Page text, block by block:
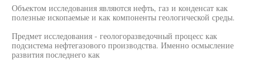
Объектом исследования являются нефть, газ и конденсат как
полезные ископаемые и как компоненты геологической среды.
Предмет исследования - геологоразведочный процесс как
подсистема нефтегазового производства. Именно осмысление
развития последнего как